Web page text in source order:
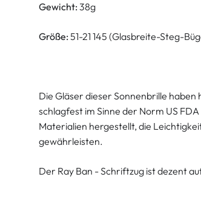
Gewicht: 38g
Größe: 51-21 145 (Glasbreite-Steg-
Die Gläser dieser Sonnenbrille
schlagfest im Sinne der Norm US
Materialien hergestellt, die
gewährleisten.
Der Ray Ban - Schriftzug ist dezent